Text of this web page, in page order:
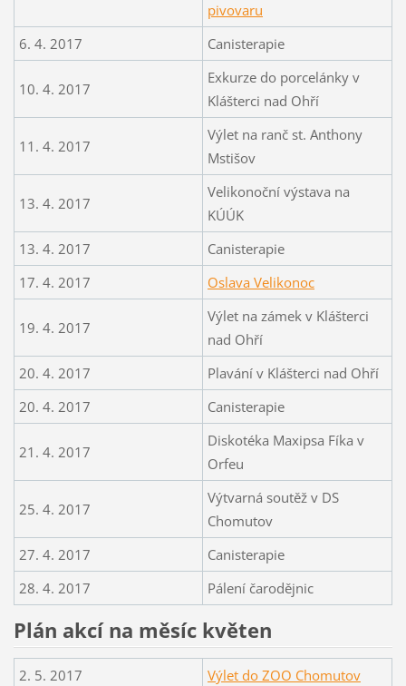
pivovaru
6. 4. 2017
Canisterapie
10. 4. 2017
Exkurze do porcelánky v
Klášterci nad Ohří
11. 4. 2017
Výlet na ranč st. Anthony
Mstišov
13. 4. 2017
Velikonoční výstava na
KÚÚK
13. 4. 2017
Canisterapie
17. 4. 2017
Oslava Velikonoc
19. 4. 2017
Výlet na zámek v Klášterci
nad Ohří
20. 4. 2017
Plavání v Klášterci nad Ohří
20. 4. 2017
Canisterapie
21. 4. 2017
Diskotéka Maxipsa Fíka v
Orfeu
25. 4. 2017
Výtvarná soutěž v DS
Chomutov
27. 4. 2017
Canisterapie
28. 4. 2017
Pálení čarodějnic
Plán akcí na měsíc květen
2. 5. 2017 Výlet do ZOO Chomutov